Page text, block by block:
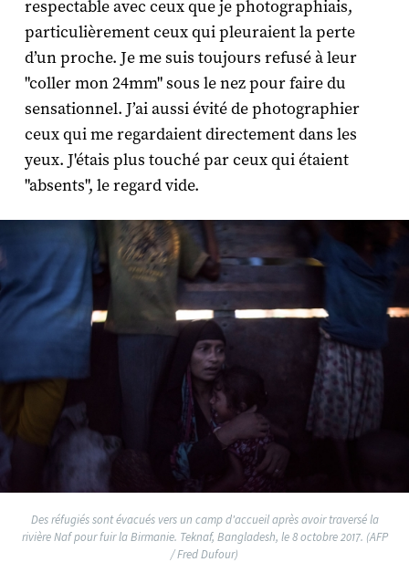
respectable avec ceux que je photographiais,
particulièrement ceux qui pleuraient la perte
d’un proche. Je me suis toujours refusé à leur
"coller mon 24mm" sous le nez pour faire du
sensationnel. J’ai aussi évité de photographier
ceux qui me regardaient directement dans les
yeux. J'étais plus touché par ceux qui étaient
"absents", le regard vide.
Des réfugiés sont évacués vers un camp d'accueil après avoir traversé la
rivière Naf pour fuir la Birmanie. Teknaf, Bangladesh, le 8 octobre 2017. (AFP
/ Fred Dufour)